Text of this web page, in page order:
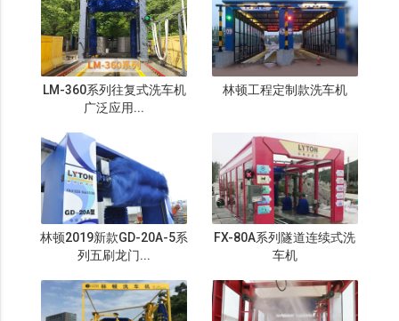
LM-360系列往复式洗车机
广泛应用...
林顿工程定制款洗车机
林顿2019新款GD-20A-5系
列五刷龙门...
FX-80A系列隧道连续式洗
车机